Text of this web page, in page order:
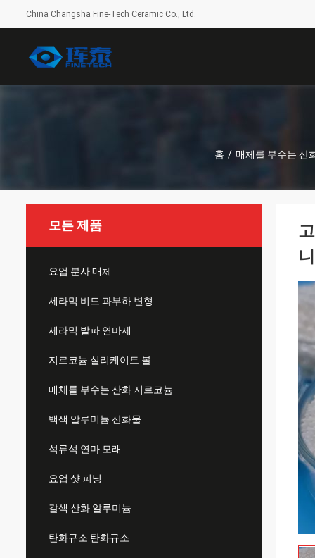
China Changsha Fine-Tech Ceramic Co., Ltd.
홈 / 매체를 부수는 산
모든 제품
요업 분사 매체
세라믹 비드 과부하 변형
세라믹 발파 연마제
지르코늄 실리케이트 볼
매체를 부수는 산화 지르코늄
백색 알루미늄 산화물
석류석 연마 모래
요업 샷 피닝
갈색 산화 알루미늄
탄화규소 탄화규소